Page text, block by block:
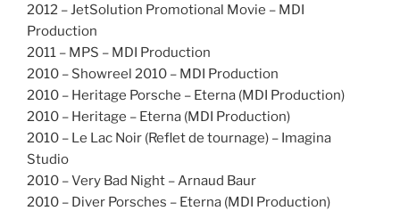
2012 – JetSolution Promotional Movie – MDI
Production
2011 – MPS – MDI Production
2010 – Showreel 2010 – MDI Production
2010 – Heritage Porsche – Eterna (MDI Production)
2010 – Heritage – Eterna (MDI Production)
2010 – Le Lac Noir (Reflet de tournage) – Imagina
Studio
2010 – Very Bad Night – Arnaud Baur
2010 – Diver Porsches – Eterna (MDI Production)